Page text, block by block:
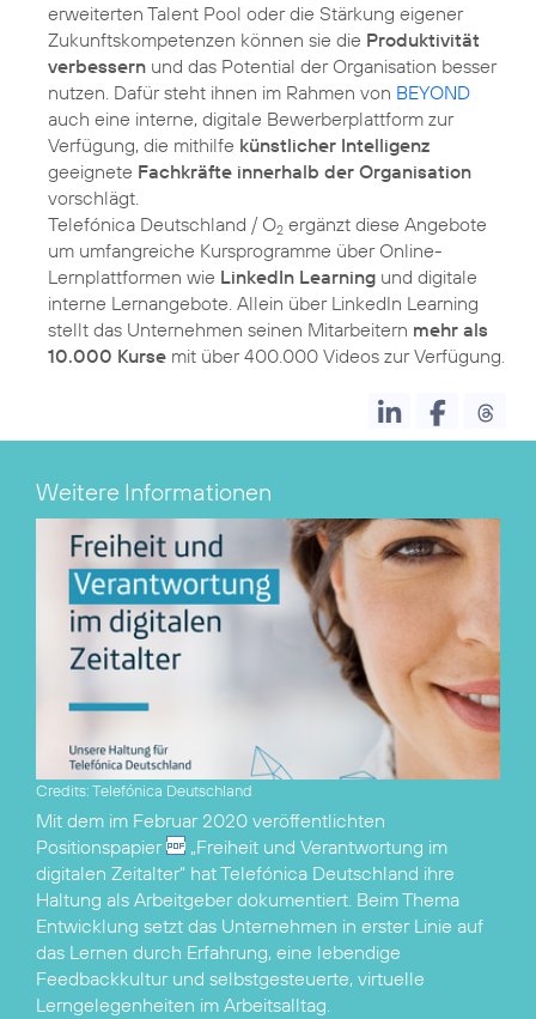
erweiterten Talent Pool oder die Stärkung eigener
Zukunftskompetenzen können sie die Produktivität
verbessern und das Potential der Organisation besser
nutzen. Dafür steht ihnen im Rahmen von BEYOND
auch eine interne, digitale Bewerberplattform zur
Verfügung, die mithilfe künstlicher Intelligenz
geeignete Fachkräfte innerhalb der Organisation
vorschlägt.
Telefónica Deutschland / O2 ergänzt diese Angebote
um umfangreiche Kursprogramme über Online-
Lernplattformen wie LinkedIn Learning und digitale
interne Lernangebote. Allein über LinkedIn Learning
stellt das Unternehmen seinen Mitarbeitern mehr als
10.000 Kurse mit über 400.000 Videos zur Verfügung.
Weitere Informationen
Credits: Telefónica Deutschland
Mit dem im Februar 2020 veröffentlichten
Positionspapier
„Freiheit und Verantwortung im
digitalen Zeitalter“ hat Telefónica Deutschland ihre
Haltung als Arbeitgeber dokumentiert. Beim Thema
Entwicklung setzt das Unternehmen in erster Linie auf
das Lernen durch Erfahrung, eine lebendige
Feedbackkultur und selbstgesteuerte, virtuelle
Lerngelegenheiten im Arbeitsalltag.